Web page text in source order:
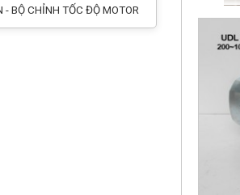
- BỘ CHỈNH TỐC ĐỘ MOTOR